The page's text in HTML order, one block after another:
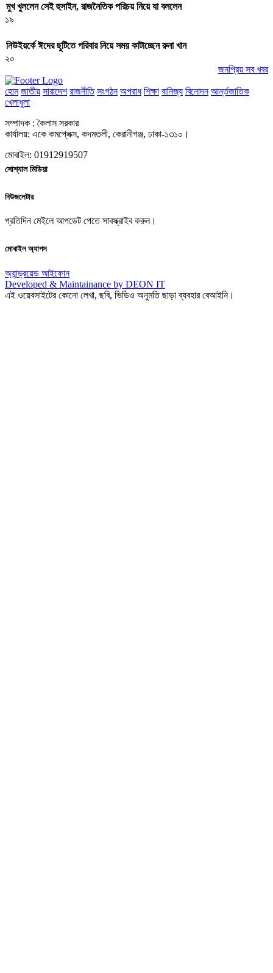
মুখ খুললেন সেই হুসাইন, রাজনৈতিক পরিচয় নিয়ে যা বললেন
১৯
নিউইয়র্কে ঈদের ছুটিতে পরিবার নিয়ে সময় কাটাচ্ছেন রুনা খান
২০
জনপ্রিয় সব খবর
হোম জাতীয় সারাদেশ রাজনীতি সংগঠন অপরাধ শিক্ষা বানিজ্য বিনোদন আর্ন্তজাতিক
খেলাধুলা
সম্পাদক : কৈলাস সরকার
কার্যালয়: একে কমপ্লেক্স, কদমতলী, কেরানীগঞ্জ, ঢাকা-১৩১০।
মোবাইল: 01912919507
সোশ্যাল মিডিয়া
নিউজলেটার
প্রতিদিন মেইলে আপডেট পেতে সাবস্ক্রাইব করুন।
মোবাইল অ্যাপস
অ্যান্ড্রয়েড আইফোন
Developed & Maintainance by DEON IT
এই ওয়েবসাইটের কোনো লেখা, ছবি, ভিডিও অনুমতি ছাড়া ব্যবহার বেআইনি।